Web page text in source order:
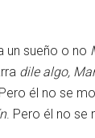
un sueño o no
dile algo,
él no se
. Pero él no se